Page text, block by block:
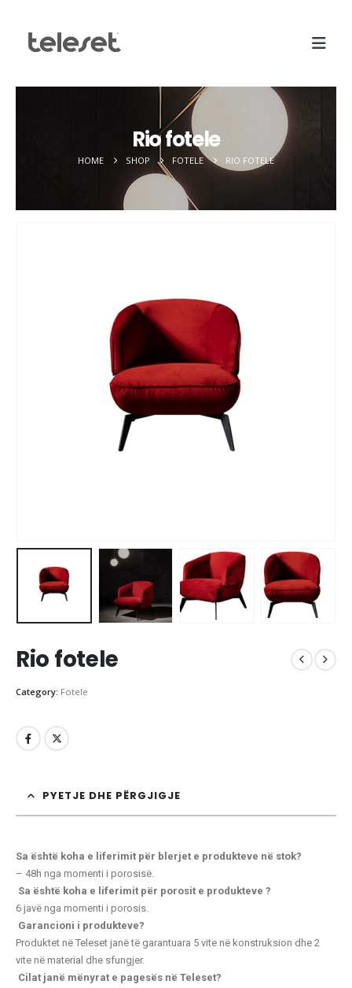
Rio fotele
HOME SHOP FOTELE RIO FOTELE
Rio fotele
Category: Fotele
PYETJE DHE PËRGJIGJE
Sa është koha e liferimit për blerjet e produkteve në stok?
– 48h nga momenti i porosisë.
Sa është koha e liferimit për porosit e produkteve ?
6 javë nga momenti i porosis.
Garancioni i produkteve?
Produktet në Teleset janë të garantuara 5 vite në konstruksion dhe 2
vite në material dhe sfungjer.
Cilat janë mënyrat e pagesës në Teleset?